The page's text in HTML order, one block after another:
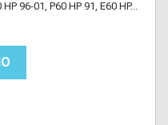
96-01, P60 HP 91, E60 HP...